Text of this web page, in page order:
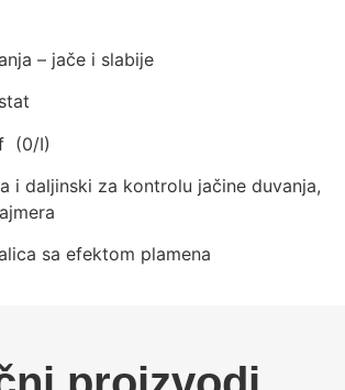
– jače i slabije
(0/I)
i daljinski za kontrolu jačine duvanja,
sa efektom plamena